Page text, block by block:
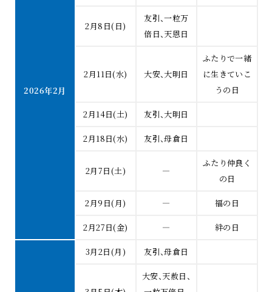
2026年2月
2月8日(日)
友引、一粒万
倍日、天恩日
2月11日(水) 大安、大明日
ふたりで一緒
に生きていこ
うの日
2月14日(土) 友引、大明日
2月18日(水) 友引、母倉日
2月7日(土) ―
ふたり仲良く
の日
2月9日(月) ― 福の日
2月27日(金) ― 絆の日
3月2日(月) 友引、母倉日
大安、天赦日、